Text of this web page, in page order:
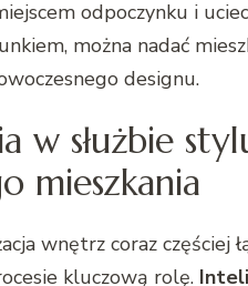
odpoczynku i
można nadać
designu.
w służbie
mieszkania
wnętrz coraz
kluczową rolę.